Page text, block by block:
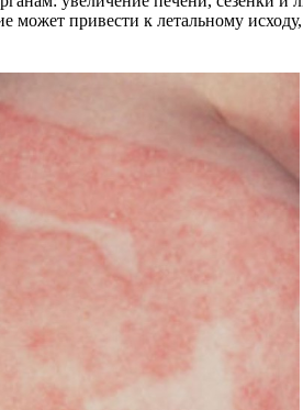
привести к летальному